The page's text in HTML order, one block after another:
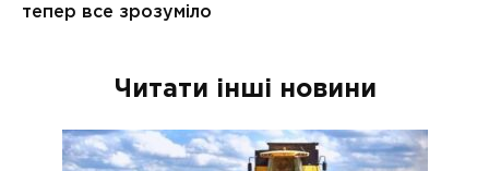
Читати інші новини